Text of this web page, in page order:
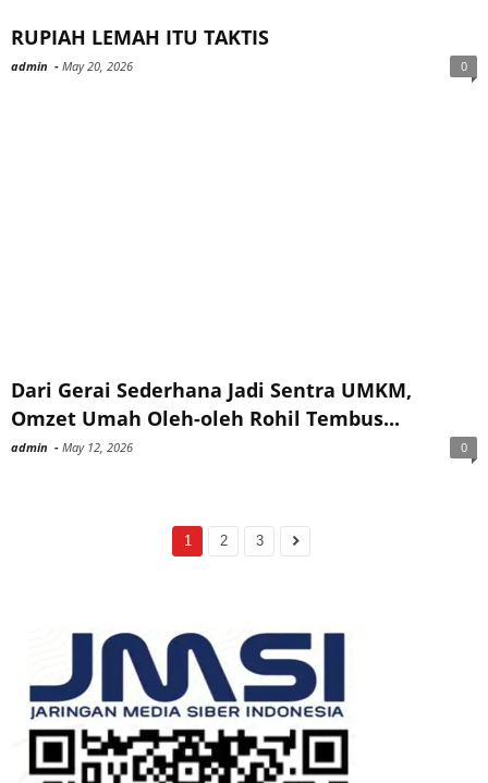
RUPIAH LEMAH ITU TAKTIS
admin - May 20, 2026 0
Dari Gerai Sederhana Jadi Sentra UMKM,
Omzet Umah Oleh-oleh Rohil Tembus...
admin - May 12, 2026 0
1 2 3